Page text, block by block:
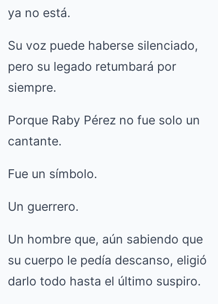
ya no está.
Su voz puede haberse silenciado,
pero su legado retumbará por
siempre.
Porque Raby Pérez no fue solo un
cantante.
Fue un símbolo.
Un guerrero.
Un hombre que, aún sabiendo que
su cuerpo le pedía descanso, eligió
darlo todo hasta el último suspiro.